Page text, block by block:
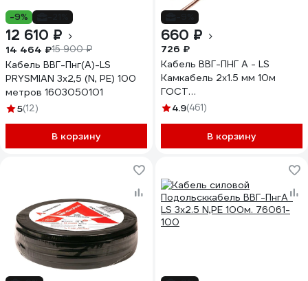
-9%
12 610 ₽
14 464 ₽15 900 ₽
Кабель ВВГ-Пнг(А)-LS
PRYSMIAN 3x2,5 (N, PE) 100
метров 1603050101
5(12)
В корзину
660 ₽
726 ₽
Кабель ВВГ-ПНГ А - LS
Камкабель 2x1.5 мм 10м
ГОСТ
1157К20FD00070А0010М
4.9(461)
В корзину